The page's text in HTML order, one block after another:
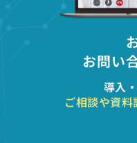
お問い
導入
ご相談や資